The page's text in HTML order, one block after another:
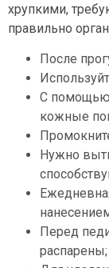
хрупкими,
правильно
После
С помощью
кожные
Нужно
Перед
распарены;